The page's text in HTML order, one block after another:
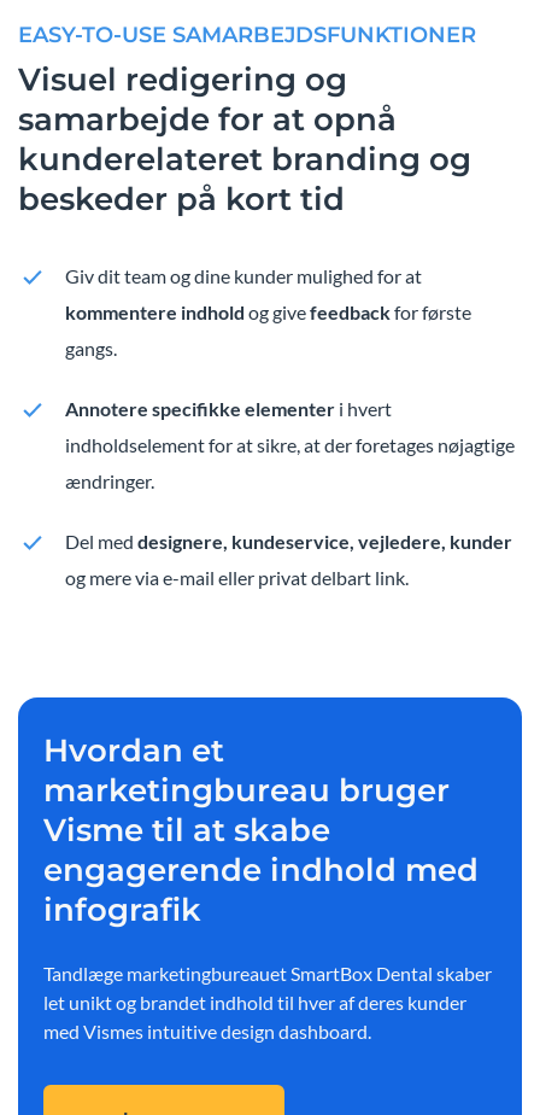
EASY-TO-USE SAMARBEJDSFUNKTIONER
Visuel redigering og
samarbejde for at opnå
kunderelateret branding og
beskeder på kort tid
Giv dit team og dine kunder mulighed for at
kommentere indhold og givefeedbackfor første
gangs.
Annotere specifikke elementer i hvert
indholdselement for at sikre, at der foretages nøjagtige
ændringer.
Del med designere, kundeservice, vejledere, kunder
og mere via e-mail eller privat delbart link.
Hvordan et
marketingbureau bruger
Visme til at skabe
engagerende indhold med
infografik
Tandlæge marketingbureauet SmartBox Dental skaber
let unikt og brandet indhold til hver af deres kunder
med Vismes intuitive design dashboard.